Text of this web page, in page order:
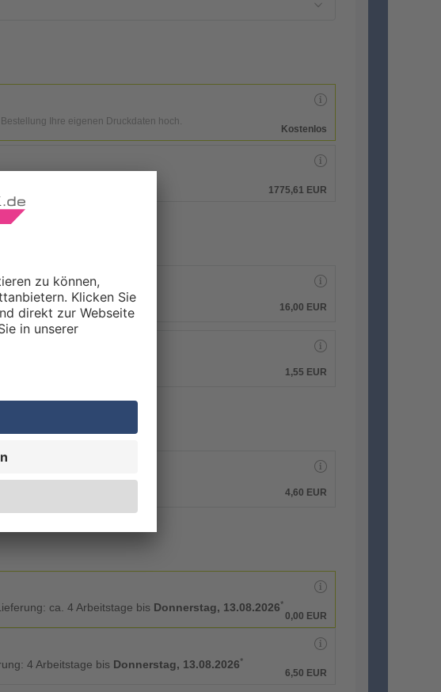
Ihre eigenen Druckdaten hoch.
Kostenlos
1775,61 EUR
16,00 EUR
1,55 EUR
4,60 EUR
ca. 4 Arbeitstage bis Donnerstag, 13.08.2026*
0,00 EUR
4 Arbeitstage bis Donnerstag, 13.08.2026*
6,50 EUR